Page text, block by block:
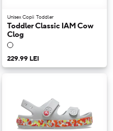
Unisex Copii Toddler
Toddler Classic IAM Cow
Clog
229.99 LEI